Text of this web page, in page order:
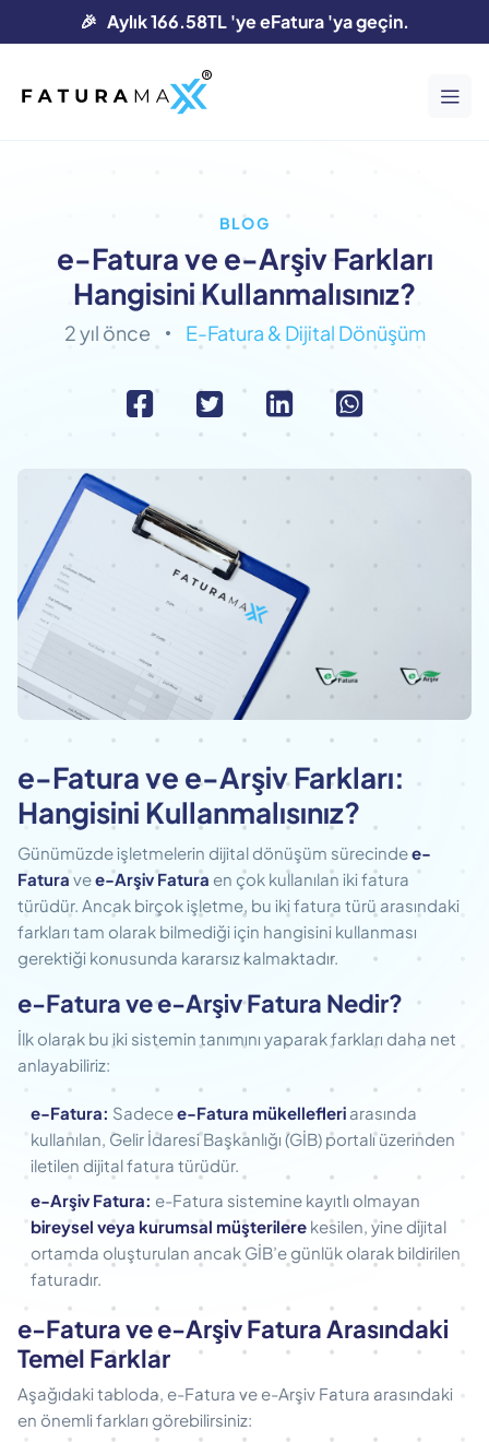
🎉 Aylık 166.58TL 'ye eFatura 'ya geçin.
BLOG
e-Fatura ve e-Arşiv Farkları
Hangisini Kullanmalısınız?
2 yıl önce E-Fatura & Dijital Dönüşüm
e-Fatura ve e-Arşiv Farkları:
Hangisini Kullanmalısınız?
Günümüzde işletmelerin dijital dönüşüm sürecindee-
Fatura vee-Arşiv Fatura en çok kullanılan iki fatura
türüdür. Ancak birçok işletme, bu iki fatura türü arasındaki
farkları tam olarak bilmediği için hangisini kullanması
gerektiği konusunda kararsız kalmaktadır.
e-Fatura ve e-Arşiv Fatura Nedir?
İlk olarak bu iki sistemin tanımını yaparak farkları daha net
anlayabiliriz:
e-Fatura: Sadecee-Fatura mükellefleri arasında
kullanılan, Gelir İdaresi Başkanlığı (GİB) portalı üzerinden
iletilen dijital fatura türüdür.
e-Arşiv Fatura: e-Fatura sistemine kayıtlı olmayan
bireysel veya kurumsal müşterilere kesilen, yine dijital
ortamda oluşturulan ancak GİB’e günlük olarak bildirilen
faturadır.
e-Fatura ve e-Arşiv Fatura Arasındaki
Temel Farklar
Aşağıdaki tabloda, e-Fatura ve e-Arşiv Fatura arasındaki
en önemli farkları görebilirsiniz: